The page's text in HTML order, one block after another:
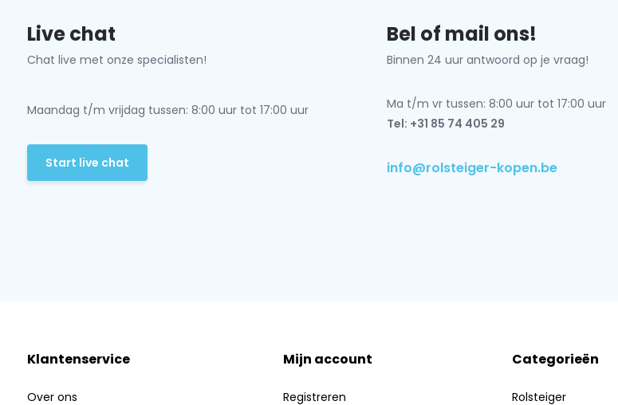
Live chat
Chat live met onze specialisten!
Maandag t/m vrijdag tussen: 8:00 uur tot 17:00 uur
Start live chat
Bel of mail ons!
Binnen 24 uur antwoord op je vraag!
Ma t/m vr tussen: 8:00 uur tot 17:00 uur
Tel: +31 85 74 405 29
info@rolsteiger-kopen.be
Klantenservice
Over ons
Mijn account
Registreren
Categorieën
Rolsteiger